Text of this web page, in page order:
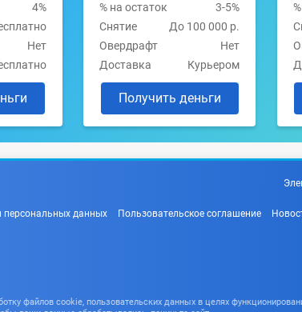
4%
Нет
% на остаток
3-5%
Снятие
До 100 000 р.
Овердрафт
Нет
Доставка
Курьером
Получить деньги
персональных данных Пользовательское соглашение
файлов cookie, пользовательских данных в целях